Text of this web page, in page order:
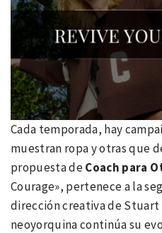
Cada temporada, hay
muestran ropa y otras que
propuesta deCoach para
Courage», pertenece a la
dirección creativa de Stuart
neoyorquina continúa su